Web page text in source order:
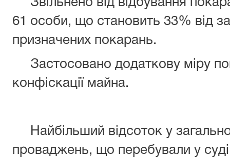
Звільнено від відбування
61 особи, що становить 33% від
призначених покарань.
Застосовано додаткову міру
конфіскації майна.
Найбільший відсоток у
проваджень, що перебували у